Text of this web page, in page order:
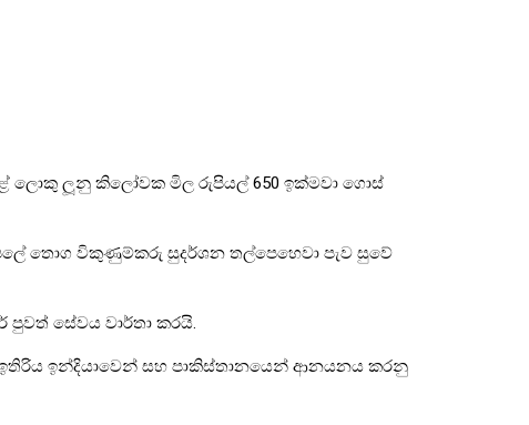
ලොකු ලූනු කිලෝවක මිල රුපියල් 650 ඉක්මවා ගොස්
තොග විකුණුම්කරු සුදර්ශන තල්පෙහෙවා පැව සුවේ
සේවය වාර්තා කරයි.
ඉතිරිය ඉන්දියාවෙන් සහ පාකිස්තානයෙන් ආනයනය කරනු